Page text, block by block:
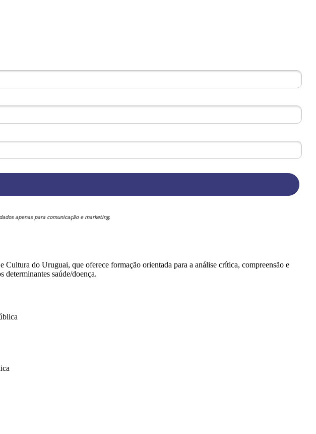
apenas para comunicação e marketing.
do Uruguai, que oferece formação orientada para a análise crítica, compreensão e
determinantes saúde/doença.